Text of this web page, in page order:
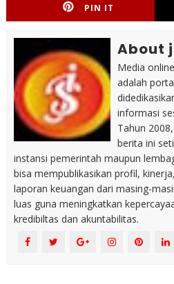
PIN IT
About
Media
adalah
informasi
Tahun
berita ini
instansi pemerintah maupun
bisa mempublikasikan profil,
laporan keuangan dari masing-
luas guna meningkatkan
kredibiltas dan akuntabilitas.